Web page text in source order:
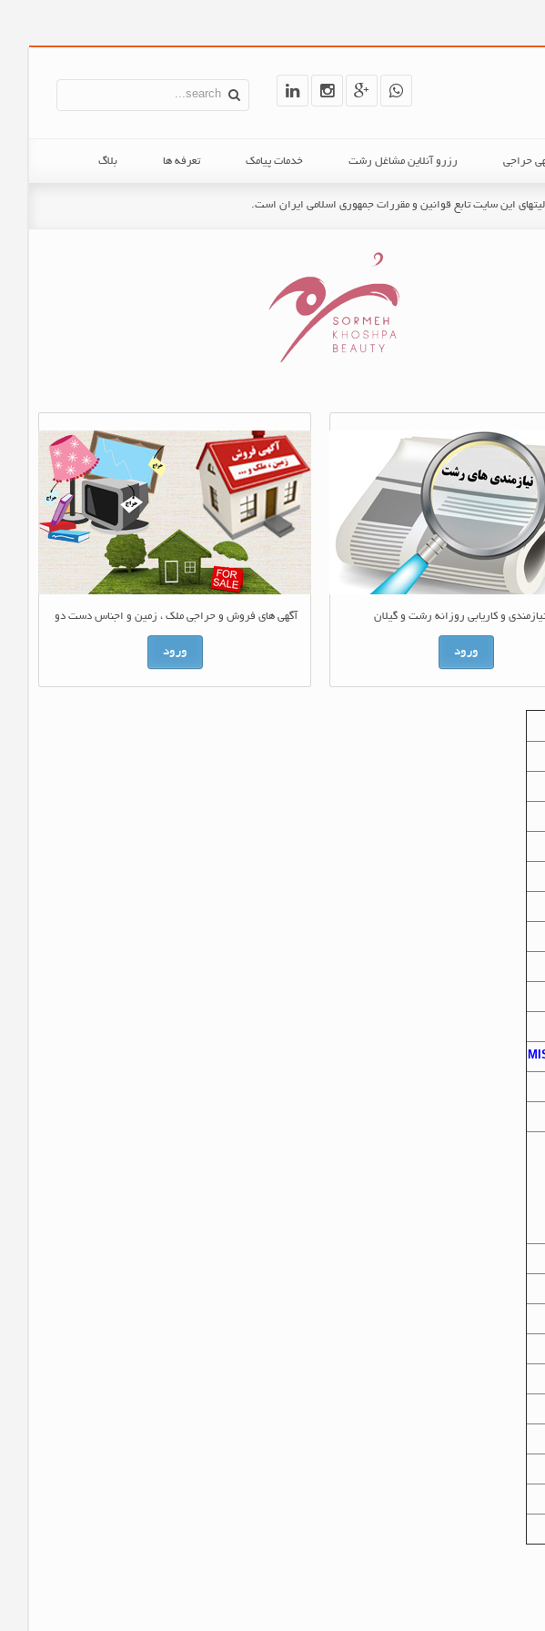
حراجی رزرو آنلاین مشاغل رشت خدمات پیامک تعرفه ها بلاگ
این سایت تابع قوانین و مقررات جمهوری اسلامی ایران است.
و کاریابی روزانه رشت و گیلان
ورود
آگهی های فروش و حراجی ملک ، زمین و اجناس دست دو
ورود